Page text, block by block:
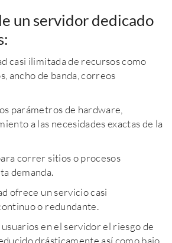
un servidor dedicado
casi ilimitada de recursos como
ancho de banda, correos
parámetros de hardware,
a las necesidades exactas de la
correr sitios o procesos
demanda.
ofrece un servicio casi
o redundante.
en el servidor el riesgo de
drásticamente así como bajo